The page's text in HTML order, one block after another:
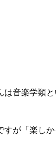
音楽学類
が「楽し